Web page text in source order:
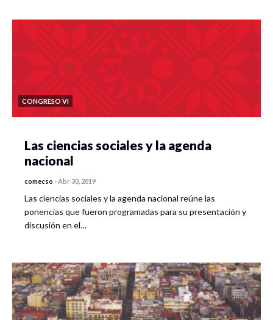
CONGRESO VI
Las ciencias sociales y la agenda
nacional
comecso -Abr 30, 2019
Las ciencias sociales y la agenda nacional reúne las
ponencias que fueron programadas para su presentación y
discusión en el…